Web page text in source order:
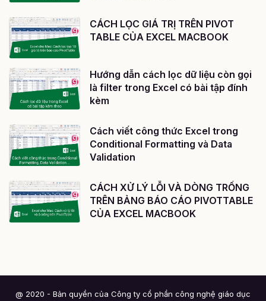
CÁCH LỌC GIÁ TRỊ TRÊN PIVOT
TABLE CỦA EXCEL MACBOOK
Hướng dẫn cách lọc dữ liệu còn gọi
là filter trong Excel có bài tập đính
kèm
Cách viết công thức Excel trong
Conditional Formatting và Data
Validation
CÁCH XỬ LÝ LỖI VÀ DÒNG TRỐNG
TRÊN BẢNG BÁO CÁO PIVOTTABLE
CỦA EXCEL MACBOOK
@ 2020 - Bản quyền của Công ty cổ phần công nghệ giáo dục